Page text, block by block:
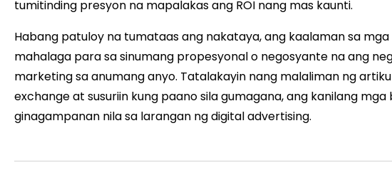
tumitinding presyon na mapalakas ang ROI nang mas kaunti.
Habang patuloy na tumataas ang nakataya, ang kaalaman sa
mahalaga para sa sinumang propesyonal o negosyante na ang
marketing sa anumang anyo. Tatalakayin nang malaliman ng
exchange at susuriin kung paano sila gumagana, ang kanilang
ginagampanan nila sa larangan ng digital advertising.